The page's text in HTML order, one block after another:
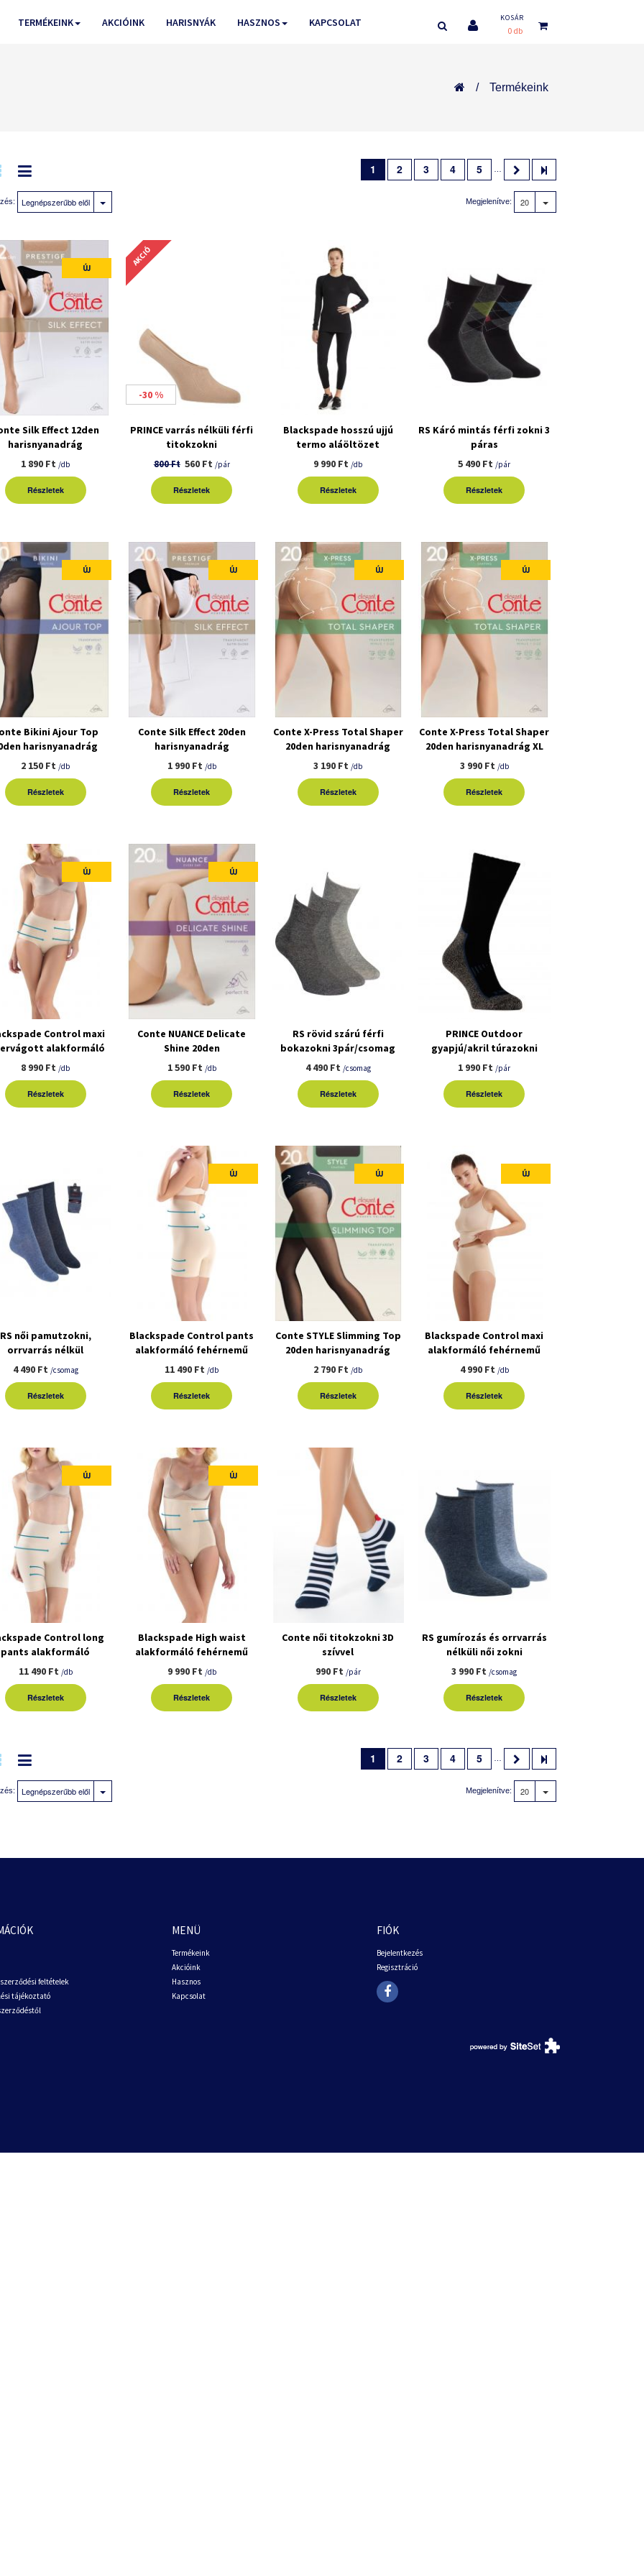
TERMÉKEINK AKCIÓINK HARISNYÁK HASZNOS KAPCSOLAT KOSÁR
0 db
Termékeink
1 2 3 4 5
Legnépszerűbb elől Megjelenítve: 20
ÚJ
Silk Effect 12den
harisnyanadrág
1 890 Ft /db
Részletek
-30 %
AKCIÓ
PRINCE varrás nélküli férfi
titokzokni
800 Ft560 Ft /pár
Részletek
Blackspade hosszú ujjú
termo aláöltözet
9 990 Ft /db
Részletek
RS Káró mintás férfi zokni 3
páras
5 490 Ft /pár
Részletek
ÚJ
Bikini Ajour Top
harisnyanadrág
2 150 Ft /db
Részletek
ÚJ
Conte Silk Effect 20den
harisnyanadrág
1 990 Ft /db
Részletek
ÚJ
Conte X-Press Total Shaper
20den harisnyanadrág
3 190 Ft /db
Részletek
ÚJ
Conte X-Press Total Shaper
20den harisnyanadrág XL
3 990 Ft /db
Részletek
ÚJ
Control maxi
alakformáló
fehérnemű
8 990 Ft /db
Részletek
ÚJ
Conte NUANCE Delicate
Shine 20den
harisnyanadrág
1 590 Ft /db
Részletek
RS rövid szárú férfi
bokazokni 3pár/csomag
4 490 Ft /csomag
Részletek
PRINCE Outdoor
gyapjú/akril túrazokni
1 990 Ft /pár
Részletek
RS női pamutzokni,
orrvarrás nélkül
3pár/csomag
4 490 Ft /csomag
Részletek
ÚJ
Blackspade Control pants
alakformáló fehérnemű
11 490 Ft /db
Részletek
ÚJ
Conte STYLE Slimming Top
20den harisnyanadrág
2 790 Ft /db
Részletek
ÚJ
Blackspade Control maxi
alakformáló fehérnemű
4 990 Ft /db
Részletek
ÚJ
Control long
pants alakformáló
fehérnemű
11 490 Ft /db
Részletek
ÚJ
Blackspade High waist
alakformáló fehérnemű
9 990 Ft /db
Részletek
Conte női titokzokni 3D
szívvel
990 Ft /pár
Részletek
RS gumírozás és orrvarrás
nélküli női zokni
3pár/csomag
3 990 Ft /csomag
Részletek
1 2 3 4 5
Legnépszerűbb elől Megjelenítve: 20
feltételek
tájékoztató
MENÜ
Termékeink
Akcióink
Hasznos
Kapcsolat
FIÓK
Bejelentkezés
Regisztráció